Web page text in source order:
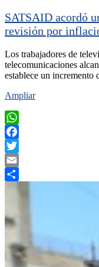
SATSAID acordó
revisión por
Los trabajadores de
telecomunicaciones
establece un
Ampliar
WhatsApp
Facebook
Twitter
Email